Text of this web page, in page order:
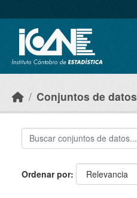
Conjuntos de datos
Ordenar por